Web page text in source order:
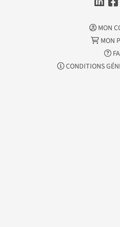
MON
MON
CONDITIONS